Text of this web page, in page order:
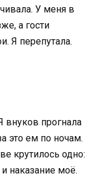
У меня в
а гости
Я перепутала.
внуков прогнала
это ем по ночам.
крутилось одно:
наказание моё.